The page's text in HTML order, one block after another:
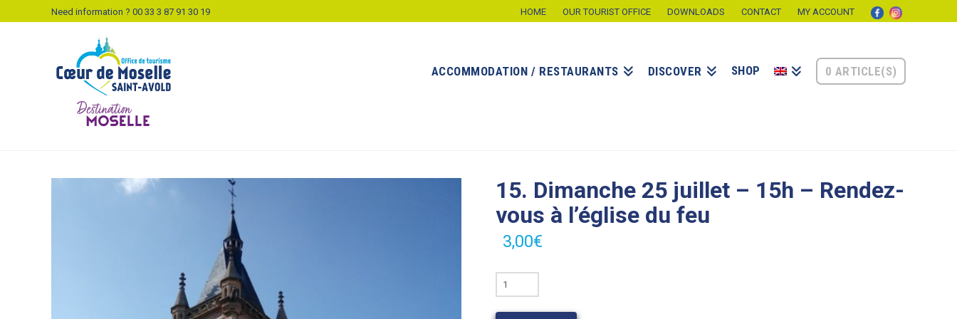
Need information ? 00 33 3 87 91 30 19 HOME OUR TOURIST OFFICE DOWNLOADS CONTACT MY ACCOUNT
ACCOMMODATION / RESTAURANTS DISCOVER SHOP 0 ARTICLE(S)
15. Dimanche 25 juillet – 15h – Rendez-
vous à l’église du feu
3,00€
15.
Dimanche
25